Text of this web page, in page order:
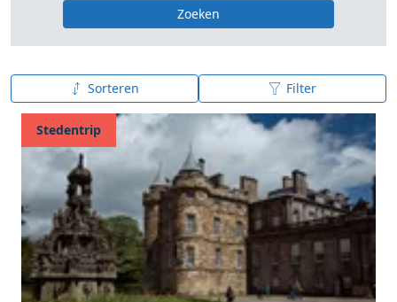
Zoeken
Sorteren Filter
Publicatiedatum (nieuw - oud)
Publicatiedatum (oud - nieuw)
Z tot A
Stedentrip